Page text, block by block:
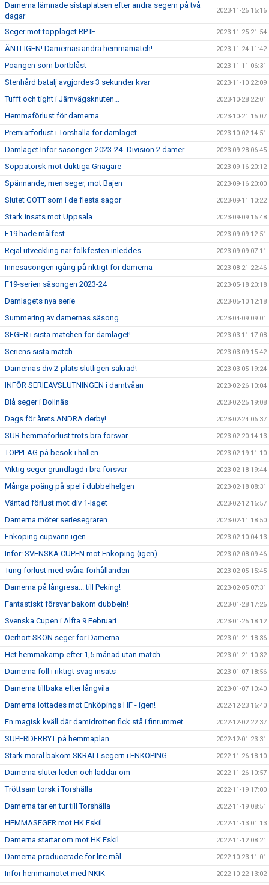
Damerna lämnade sistaplatsen efter andra segern på två
dagar
2023-11-26 15:16
Seger mot topplaget RP IF 2023-11-25 21:54
ÄNTLIGEN! Damernas andra hemmamatch! 2023-11-24 11:42
Poängen som bortblåst 2023-11-11 06:31
Stenhård batalj avgjordes 3 sekunder kvar 2023-11-10 22:09
Tufft och tight i Järnvägsknuten... 2023-10-28 22:01
Hemmaförlust för damerna 2023-10-21 15:07
Premiärförlust i Torshälla för damlaget 2023-10-02 14:51
Damlaget Inför säsongen 2023-24- Division 2 damer 2023-09-28 06:45
Soppatorsk mot duktiga Gnagare 2023-09-16 20:12
Spännande, men seger, mot Bajen 2023-09-16 20:00
Slutet GOTT som i de flesta sagor 2023-09-11 10:22
Stark insats mot Uppsala 2023-09-09 16:48
F19 hade målfest 2023-09-09 12:51
Rejäl utveckling när folkfesten inleddes 2023-09-09 07:11
Innesäsongen igång på riktigt för damerna 2023-08-21 22:46
F19-serien säsongen 2023-24 2023-05-18 20:18
Damlagets nya serie 2023-05-10 12:18
Summering av damernas säsong 2023-04-09 09:01
SEGER i sista matchen för damlaget! 2023-03-11 17:08
Seriens sista match... 2023-03-09 15:42
Damernas div 2-plats slutligen säkrad! 2023-03-05 19:24
INFÖR SERIEAVSLUTNINGEN i damtvåan 2023-02-26 10:04
Blå seger i Bollnäs 2023-02-25 19:08
Dags för årets ANDRA derby! 2023-02-24 06:37
SUR hemmaförlust trots bra försvar 2023-02-20 14:13
TOPPLAG på besök i hallen 2023-02-19 11:10
Viktig seger grundlagd i bra försvar 2023-02-18 19:44
Många poäng på spel i dubbelhelgen 2023-02-18 08:31
Väntad förlust mot div 1-laget 2023-02-12 16:57
Damerna möter seriesegraren 2023-02-11 18:50
Enköping cupvann igen 2023-02-10 04:13
Inför: SVENSKA CUPEN mot Enköping (igen) 2023-02-08 09:46
Tung förlust med svåra förhållanden 2023-02-05 15:45
Damerna på långresa... till Peking! 2023-02-05 07:31
Fantastiskt försvar bakom dubbeln! 2023-01-28 17:26
Svenska Cupen i Alfta 9 Februari 2023-01-25 18:12
Oerhört SKÖN seger för Damerna 2023-01-21 18:36
Het hemmakamp efter 1,5 månad utan match 2023-01-21 10:32
Damerna föll i riktigt svag insats 2023-01-07 18:56
Damerna tillbaka efter långvila 2023-01-07 10:40
Damerna lottades mot Enköpings HF - igen! 2022-12-23 16:40
En magisk kväll där damidrotten fick stå i finrummet 2022-12-02 22:37
SUPERDERBYT på hemmaplan 2022-12-01 23:31
Stark moral bakom SKRÄLLsegern i ENKÖPING 2022-11-26 18:10
Damerna sluter leden och laddar om 2022-11-26 10:57
Tröttsam torsk i Torshälla 2022-11-19 17:00
Damerna tar en tur till Torshälla 2022-11-19 08:51
HEMMASEGER mot HK Eskil 2022-11-13 01:13
Damerna startar om mot HK Eskil 2022-11-12 08:21
Damerna producerade för lite mål 2022-10-23 11:01
Inför hemmamötet med NKIK 2022-10-22 13:02